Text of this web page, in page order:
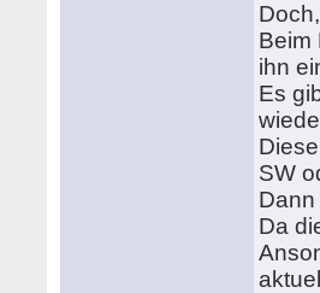
Beim
ihn
Es
SW
Da